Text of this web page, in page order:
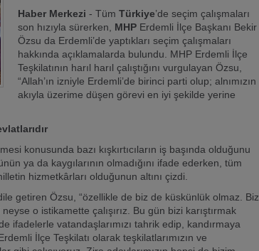
Haber Merkezi - Tüm Türkiye’de seçim çalışmaları
son hızıyla sürerken, MHP Erdemli İlçe Başkanı Bekir
Özsu da Erdemli’de yaptıkları seçim çalışmaları
hakkında açıklamalarda bulundu. MHP Erdemli İlçe
Teşkilatının harıl harıl çalıştığını vurgulayan Özsu,
“Allah’ın izniyle Erdemli’de birinci parti olup; alnımızın
akıyla üzerime düşen görevi en iyi şekilde yerine
konusunda bazı kışkırtıcıların iş başında olduğunu
ya da kaygılarının olmadığını ifade ederken, tüm
hizmetkârları olduğunun altını çizdi.
getiren Özsu, “özellikle de biz de küskünlük olmaz. Biz
o istikamette çalışırız. Bu gün bizi karıştırmak
ifadelerle vatandaşlarımızı tahrik edip, kandırmaya
İlçe Teşkilatı olarak teşkilatlarımızın ve